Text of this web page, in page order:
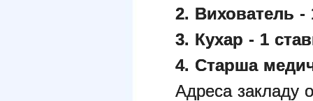
2. Вихователь -
3. Кухар - 1
4. Старша
Адреса закладу